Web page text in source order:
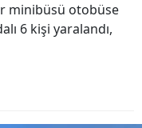
minibüsü otobüse
6 kişi yaralandı,